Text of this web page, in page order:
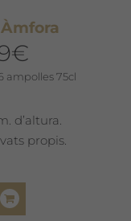
€
ampolles 75cl
d’altura.
propis.